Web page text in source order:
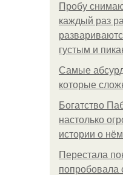
Пробу
каждый раз
густым и
Самые
которые
Богатство
настолько
истории о
Перестала
попробовала